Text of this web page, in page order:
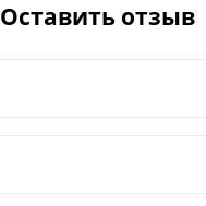
Оставить отзыв